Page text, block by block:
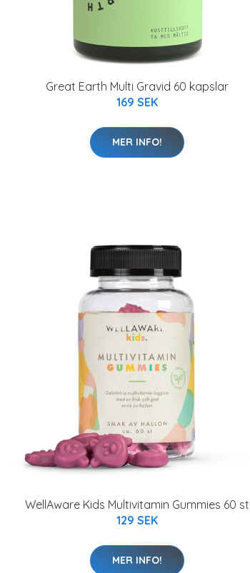
Great Earth Multi Gravid 60 kapslar
169 SEK
MER INFO!
WellAware Kids Multivitamin Gummies 60 st
129 SEK
MER INFO!